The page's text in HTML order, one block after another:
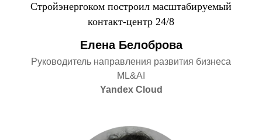
Стройэнергоком построил масштабируемый
контакт-центр 24/8
Елена Белоброва
Руководитель направления развития бизнеса
ML&AI
Yandex Cloud